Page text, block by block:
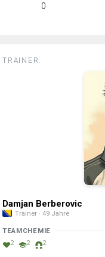
0
TRAINER:
Damjan Berberovic
Trainer · 49 Jahre
TEAMCHEMIE
2 2 2